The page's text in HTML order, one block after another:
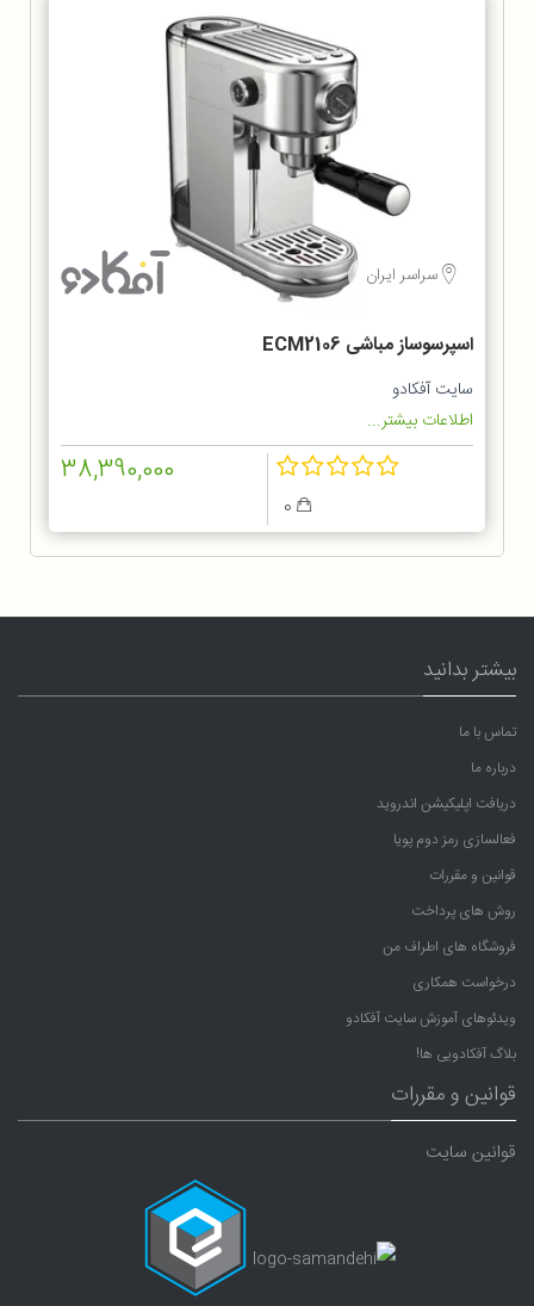
سراسر ایران
اسپرسوساز مباشی ECM2106
سایت آفکادو
اطلاعات بیشتر...
38,390,000
بیشتر بدانید
تماس با ما
درباره ما
دریافت اپلیکیشن اندروید
فعالسازی رمز دوم پویا
قوانین و مقررات
روش های پرداخت
فروشگاه های اطراف من
درخواست همکاری
ویدئوهای آموزش سایت آفکادو
بلاگ آفکادویی ها!
قوانین و مقررات
قوانین سایت